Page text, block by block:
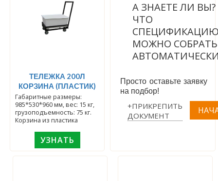
ТЕЛЕЖКА 200Л
КОРЗИНА (ПЛАСТИК)
Габаритные размеры:
985*530*960 мм, вес: 15 кг,
грузоподъемность: 75 кг.
Корзина из пластика
УЗНАТЬ
А ЗНАЕТЕ ЛИ ВЫ?
ЧТО
МОЖНО СОБРАТЬ
Просто оставьте заявку
на подбор!
+ПРИКРЕПИТЬ
ДОКУМЕНТ